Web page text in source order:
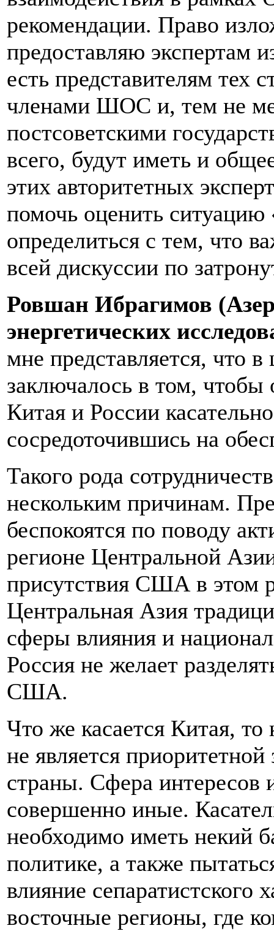
рекомендации. Право
предоставляю экспертам
есть представителям тех
членами ШОС и, тем не
постсоветскими
всего, будут иметь и
этих авторитетных
помочь оценить
определиться с тем, что
всей дискуссии по
Ровшан Ибрагимов
энергетических
мне представляется, что
заключалось в том,
Китая и России
сосредоточившись на
Такого рода
нескольким причинам.
беспокоятся по поводу
регионе Центральной
присутствия США в этом
Центральная Азия
сферы влияния и
Россия не желает
США.
Что же касается Китая, то
не является
страны. Сфера интересов
совершенно иные.
необходимо иметь некий
политике, а также
влияние сепаратистского
восточные регионы, где